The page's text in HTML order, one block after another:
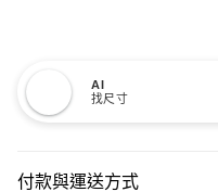
AI
找尺寸
付款與運送方式